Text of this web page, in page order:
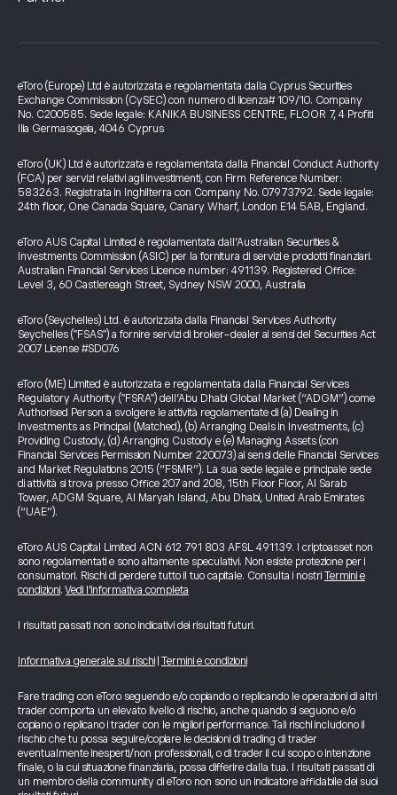
eToro (Europe) Ltd è autorizzata e regolamentata dalla Cyprus Securities
Exchange Commission (CySEC) con numero di licenza# 109/10. Company
No. C200585. Sede legale: KANIKA BUSINESS CENTRE, FLOOR 7, 4 Profiti
Ilia Germasogeia, 4046 Cyprus
eToro (UK) Ltd è autorizzata e regolamentata dalla Financial Conduct Authority
(FCA) per servizi relativi agli investimenti, con Firm Reference Number:
583263. Registrata in Inghilterra con Company No. 07973792. Sede legale:
24th floor, One Canada Square, Canary Wharf, London E14 5AB, England.
eToro AUS Capital Limited è regolamentata dall’Australian Securities &
Investments Commission (ASIC) per la fornitura di servizi e prodotti finanziari.
Australian Financial Services Licence number: 491139. Registered Office:
Level 3, 60 Castlereagh Street, Sydney NSW 2000, Australia
eToro (Seychelles) Ltd. è autorizzata dalla Financial Services Authority
Seychelles ("FSAS") a fornire servizi di broker-dealer ai sensi del Securities Act
2007 License #SD076
eToro (ME) Limited è autorizzata e regolamentata dalla Financial Services
Regulatory Authority ("FSRA") dell’Abu Dhabi Global Market (“ADGM”) come
Authorised Person a svolgere le attività regolamentate di (a) Dealing in
Investments as Principal (Matched), (b) Arranging Deals in Investments, (c)
Providing Custody, (d) Arranging Custody e (e) Managing Assets (con
Financial Services Permission Number 220073) ai sensi delle Financial Services
and Market Regulations 2015 (“FSMR”). La sua sede legale e principale sede
di attività si trova presso Office 207 and 208, 15th Floor Floor, Al Sarab
Tower, ADGM Square, Al Maryah Island, Abu Dhabi, United Arab Emirates
(“UAE”).
eToro AUS Capital Limited ACN 612 791 803 AFSL 491139. I criptoasset non
sono regolamentati e sono altamente speculativi. Non esiste protezione per i
consumatori. Rischi di perdere tutto il tuo capitale. Consulta i nostri Termini e
condizioni.Vedi l’informativa completa
I risultati passati non sono indicativi dei risultati futuri.
Informativa generale sui rischi Termini e condizioni
Fare trading con eToro seguendo e/o copiando o replicando le operazioni di altri
trader comporta un elevato livello di rischio, anche quando si seguono e/o
copiano o replicano i trader con le migliori performance. Tali rischi includono il
rischio che tu possa seguire/copiare le decisioni di trading di trader
eventualmente inesperti/non professionali, o di trader il cui scopo o intenzione
finale, o la cui situazione finanziaria, possa differire dalla tua. I risultati passati di
un membro della community di eToro non sono un indicatore affidabile dei suoi